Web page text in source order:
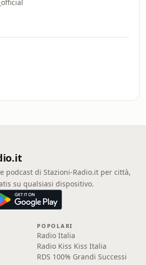
podcast di Stazioni-Radio.it per città,
su qualsiasi dispositivo.
POPOLARI
Radio Italia
Radio Kiss Kiss Italia
RDS 100% Grandi Successi